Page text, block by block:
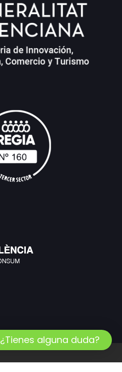
¿Tienes alguna duda?